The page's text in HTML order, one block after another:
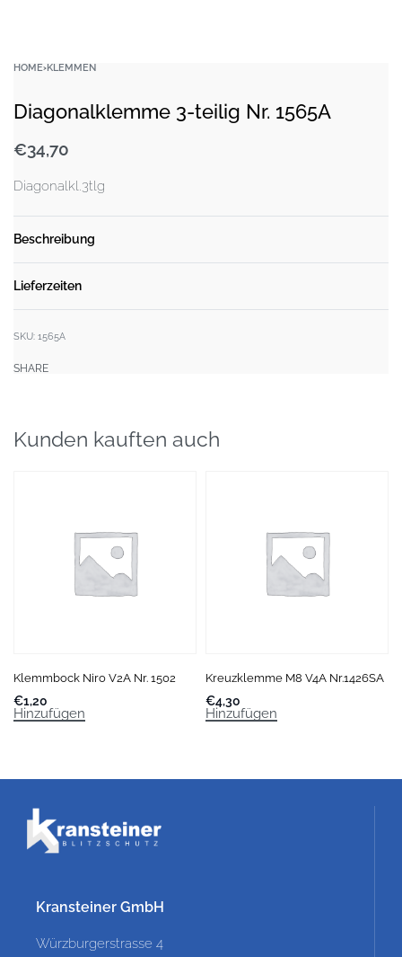
HOME›KLEMMEN
Diagonalklemme 3-teilig Nr. 1565A
€34,70
Diagonalkl.3tlg
Beschreibung
Lieferzeiten
SKU: 1565A
SHARE
Kunden kauften auch
Klemmbock Niro V2A Nr. 1502
€1,20
Hinzufügen
Kreuzklemme M8 V4A Nr.1426SA
€4,30
Hinzufügen
Kransteiner GmbH
Würzburgerstrasse 4